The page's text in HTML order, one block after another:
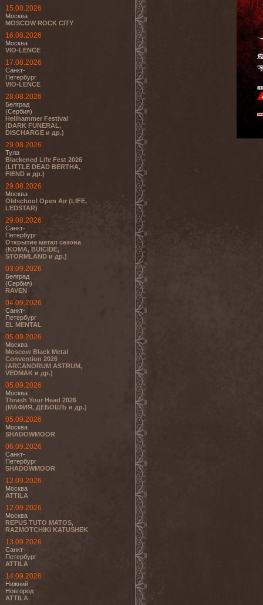
15.08.2026
Москва
MOSCOW ROCK CITY
16.08.2026
Москва
VIO-LENCE
17.08.2026
Санкт-
Петербург
VIO-LENCE
28.08.2026
Белград
(Сербия)
Hellhammer Festival
(DARK FUNERAL,
DISCHARGE и др.)
29.08.2026
Тула
Blackened Life Fest 2026
(LITTLE DEAD BERTHA,
FIEND и др.)
29.08.2026
Москва
Oldschool Open Air (LIFE,
LEDSTAR)
29.08.2026
Санкт-
Петербург
Открытие метал сезона
(KOMA, BUICIDE,
STORMLAND и др.)
03.09.2026
Белград
(Сербия)
RAVEN
04.09.2026
Санкт-
Петербург
EL MENTAL
05.09.2026
Москва
Moscow Black Metal
Convention 2026
(ARCANORUM ASTRUM,
VEDMAK и др.)
05.09.2026
Москва
Thrash Your Head 2026
(МАФИЯ, ДЕБОШЪ и др.)
05.09.2026
Москва
SHADOWMOOR
06.09.2026
Санкт-
Петербург
SHADOWMOOR
12.09.2026
Москва
ATTILA
12.09.2026
Москва
REPUS TUTO MATOS,
RAZMOTCHIKI KATUSHEK
13.09.2026
Санкт-
Петербург
ATTILA
14.09.2026
Нижний
Новгород
ATTILA